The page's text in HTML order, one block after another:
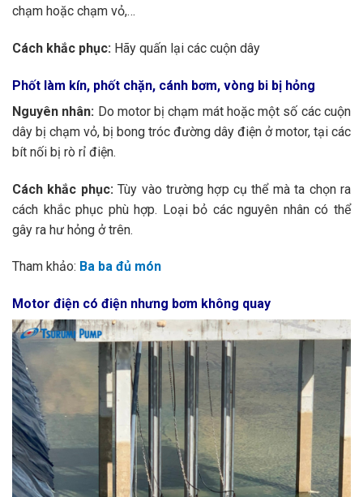
chạm hoặc chạm vỏ,…
Cách khắc phục: Hãy quấn lại các cuộn dây
Phốt làm kín, phốt chặn, cánh bơm, vòng bi bị hỏng
Nguyên nhân: Do motor bị chạm mát hoặc một số các cuộn
dây bị chạm vỏ, bị bong tróc đường dây điện ở motor, tại các
bít nối bị rò rỉ điện.
Cách khắc phục:Tùy vào trường hợp cụ thể mà ta chọn ra
cách khắc phục phù hợp. Loại bỏ các nguyên nhân có thể
gây ra hư hỏng ở trên.
Tham khảo: Ba ba đủ món
Motor điện có điện nhưng bơm không quay